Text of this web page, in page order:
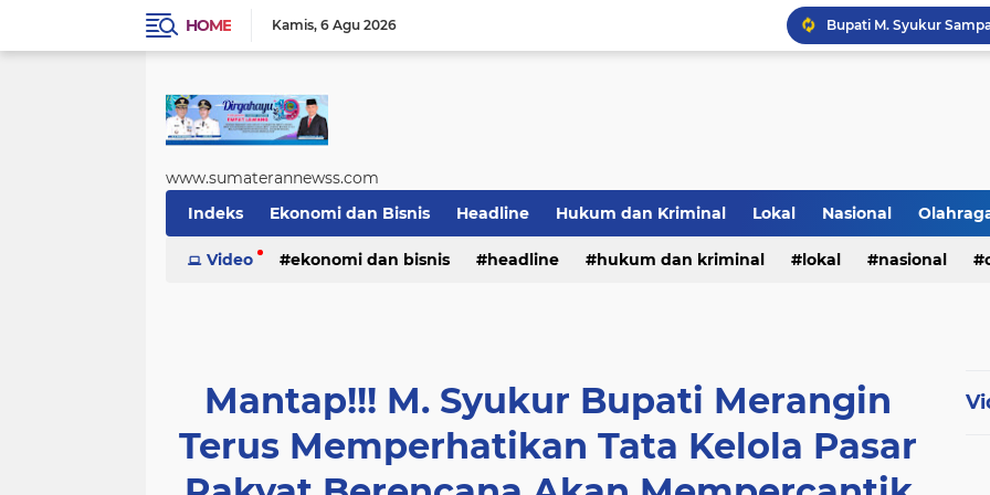
HOME Kamis 6 Agu 2026
PWI Jambi Apresiasi
Bupati Panca Hadiri
www.sumaterannewss.com
Indeks
Ekonomi dan Bisnis Headline Hukum dan Kriminal Lokal Nasional
Sosial dan Budaya Sumsel Update
Video ekonomi dan bisnis headline hukum dan kriminal lokal nasional
Mantap!!! M. Syukur Bupati Merangin
Terus Memperhatikan Tata Kelola Pasar